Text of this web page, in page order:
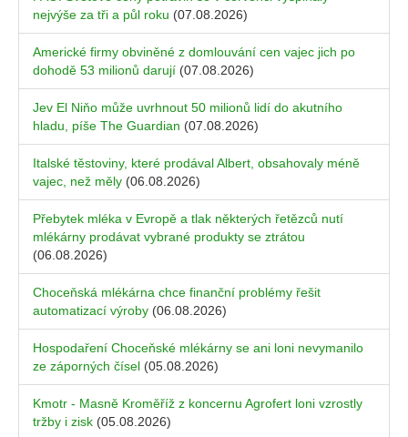
nejvýše za tři a půl roku (07.08.2026)
Americké firmy obviněné z domlouvání cen vajec jich po
dohodě 53 milionů darují (07.08.2026)
Jev El Niňo může uvrhnout 50 milionů lidí do akutního
hladu, píše The Guardian (07.08.2026)
Italské těstoviny, které prodával Albert, obsahovaly méně
vajec, než měly (06.08.2026)
Přebytek mléka v Evropě a tlak některých řetězců nutí
mlékárny prodávat vybrané produkty se ztrátou
(06.08.2026)
Choceňská mlékárna chce finanční problémy řešit
automatizací výroby (06.08.2026)
Hospodaření Choceňské mlékárny se ani loni nevymanilo
ze záporných čísel (05.08.2026)
Kmotr - Masně Kroměříž z koncernu Agrofert loni vzrostly
tržby i zisk (05.08.2026)